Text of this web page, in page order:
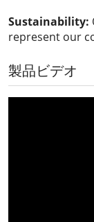
Sustainability:
represent our
製品ビデオ